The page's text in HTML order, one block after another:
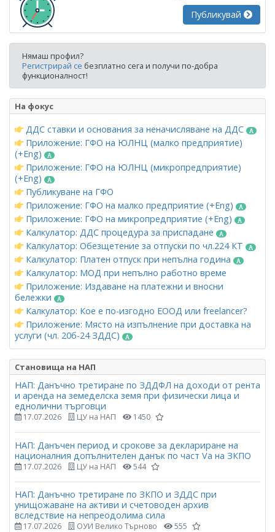
Публикувай
Нямаш профил?
Регистрирай се безплатно сега и получи по-добра
функционалност!
На фокус
ДДС ставки и основания за неначисляване на ДДС
Приложение: ГФО на ЮЛНЦ (малко предприятие)
(+Eng)
Приложение: ГФО на ЮЛНЦ (микропредприятие)
(+Eng)
Публикуване на ГФО
Приложение: ГФО на малко предприятие (+Eng)
Приложение: ГФО на микропредприятие (+Eng)
Калкулатор: ДДС процедура за приспадане
Калкулатор: Обезщетение за отпуски по чл.224 КТ
Калкулатор: Платен отпуск при непълна година
Калкулатор: МОД при непълно работно време
Приложение: Издаване на платежни и вносни
бележки
Калкулатор: Кое е по-изгодно ЕООД или freelancer?
Приложение: Място на изпълнение при доставка на
услуги (чл. 20б-24 ЗДДС)
Становища на НАП
НАП: Данъчно третиране по ЗДДФЛ на доходи от рента
и аренда на земеделска земя при физически лица и
еднолични търговци
17.07.2026 ЦУ на НАП 1450
НАП: Данъчен период и срокове за деклариране на
националния допълнителен данък по част Vа на ЗКПО
17.07.2026 ЦУ на НАП 544
НАП: Данъчно третиране по ЗКПО и ЗДДС при
унищожаване на активи и счетоводен архив
вследствие на непреодолима сила
17.07.2026 ОУИ Велико Търново 555